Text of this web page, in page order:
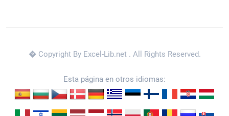
� Copyright By Excel-Lib.net . All Rights Reserved.
Esta página en otros idiomas: